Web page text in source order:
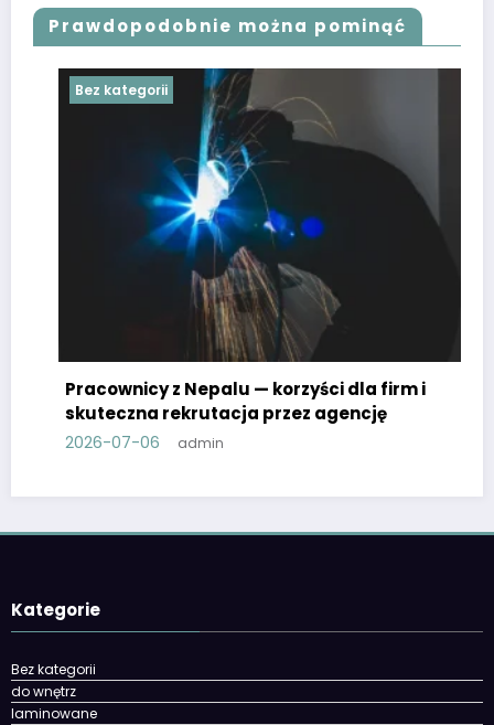
Prawdopodobnie można pominąć
Bez kategorii
Pracownicy z Nepalu — korzyści dla firm i
skuteczna rekrutacja przez agencję
2026-07-06 admin
Kategorie
Bez kategorii
do wnętrz
laminowane